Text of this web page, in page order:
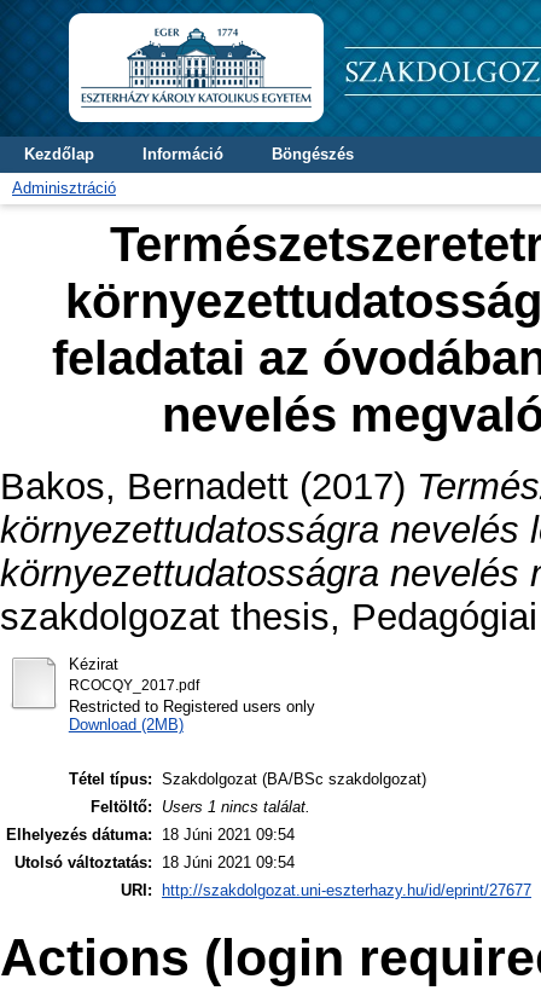
Kezdőlap Információ
Böngészés
Adminisztráció
feladatai az
nevelés
Bakos, Bernadett (2017)
környezettudatosságra nevelés
környezettudatosságra nevelés
szakdolgozat thesis,
Kézirat
RCOCQY_2017.pdf
Restricted to Registered users only
Download (2MB)
Tétel típus: Szakdolgozat (BA/BSc szakdolgozat)
Feltöltő:
Users 1 nincs találat.
Elhelyezés dátuma:
18 Júni 2021 09:54
Utolsó változtatás:
18 Júni 2021 09:54
URI:
http://szakdolgozat.uni-eszterhazy.hu/id/eprint/27677
Actions (login